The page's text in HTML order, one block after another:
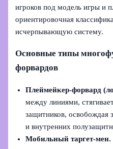
игроков под модель игры и
ориентировочная
исчерпывающую систему.
Основные типы
форвардов
Плеймейкер‑форвард
между линиями,
защитников, освобождая
и внутренних
Мобильный таргет‑мен.